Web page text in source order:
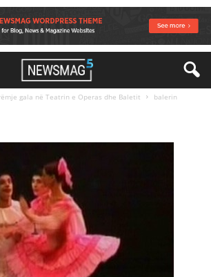
gala në Teatrin e Operas dhe Baletit balerin